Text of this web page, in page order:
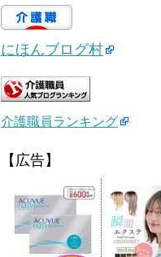
にほんブログ村
介護職員ランキング
【広告】